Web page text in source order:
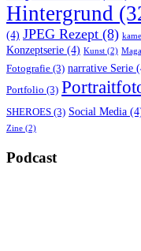
Hintergrund
(4) JPEG Rezept (8)
Konzeptserie (4) Kunst (2)
Fotografie (3) narrative Serie
Portfolio (3)
SHEROES (3) Social Media
Zine (2)
Podcast